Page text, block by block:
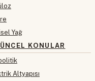
Yağ
KONULAR
Altyapısı